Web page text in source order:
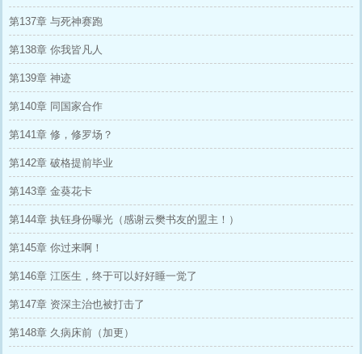
第137章 与死神赛跑
第138章 你我皆凡人
第139章 神迹
第140章 同国家合作
第141章 修，修罗场？
第142章 破格提前毕业
第143章 金葵花卡
第144章 执钰身份曝光（感谢云樊书友的盟主！）
第145章 你过来啊！
第146章 江医生，终于可以好好睡一觉了
第147章 资深主治也被打击了
第148章 久病床前（加更）